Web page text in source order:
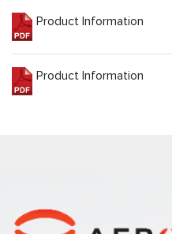
Product Information
Product Information